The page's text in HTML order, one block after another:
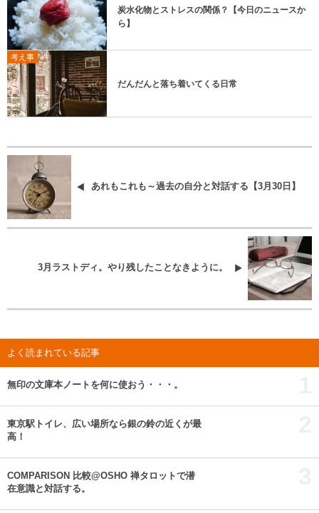
炭水化物とストレスの関係？【今日のニュースか
ら】
考え事
だんだんと落ち着いてくる日常
あれもこれも～過去の自分と対話する【3月30日】
3月ラストディ。やり残したことなきように。
よく読まれている記事
無印の文庫本ノートを何に使おう・・・。
東京駅トイレ、広い場所なら銀の鈴の近くが最
高！
COMPARISON 比較@OSHO 禅タロットで潜
在意識と対話する。